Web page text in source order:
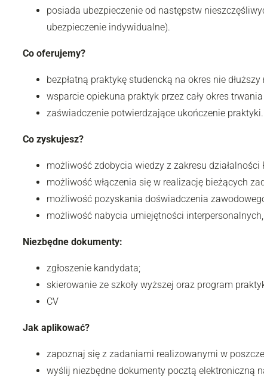
posiada ubezpieczenie od następstw
ubezpieczenie indywidualne).
Co oferujemy?
bezpłatną praktykę studencką na okres nie
wsparcie opiekuna praktyk przez cały okres
zaświadczenie potwierdzające ukończenie praktyki.
Co zyskujesz?
możliwość zdobycia wiedzy z zakresu
możliwość włączenia się w realizację bieżących
możliwość pozyskania doświadczenia
możliwość nabycia umiejętności
Niezbędne dokumenty:
zgłoszenie kandydata;
skierowanie ze szkoły wyższej oraz program
CV
Jak aplikować?
zapoznaj się z zadaniami realizowanymi w
wyślij niezbędne dokumenty pocztą elektroniczną